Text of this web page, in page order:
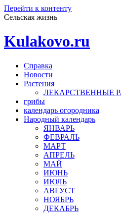
Перейти к контенту
Сельская жизнь
Kulakovo.ru
Справка
Новости
Растения
ЛЕКАРСТВЕННЫЕ
грибы
календарь огородника
Народный календарь
ЯНВАРЬ
ФЕВРАЛЬ
МАРТ
АПРЕЛЬ
МАЙ
ИЮНЬ
ИЮЛЬ
АВГУСТ
НОЯБРЬ
ДЕКАБРЬ